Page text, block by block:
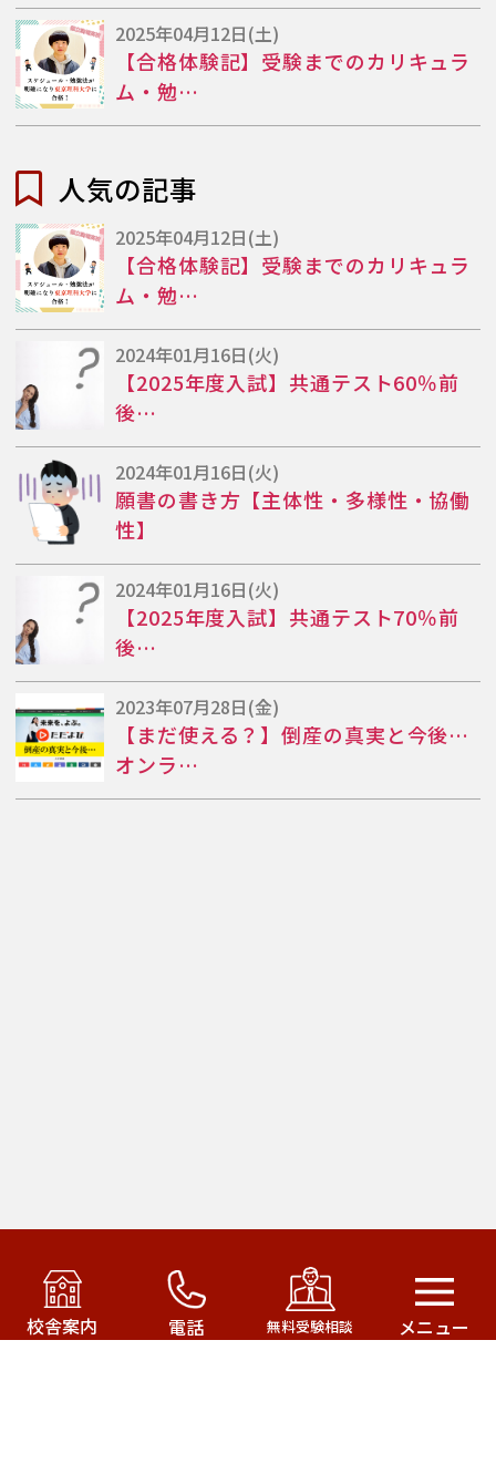
2025年04月12日(土)
【合格体験記】受験までのカリキュラ
ム・勉…
人気の記事
2025年04月12日(土)
【合格体験記】受験までのカリキュラ
ム・勉…
2024年01月16日(火)
【2025年度入試】共通テスト60％前
後…
2024年01月16日(火)
願書の書き方【主体性・多様性・協働
性】
2024年01月16日(火)
【2025年度入試】共通テスト70％前
後…
2023年07月28日(金)
【まだ使える？】倒産の真実と今後…
オンラ…
アカデミー・オブ・ファースト・パシフィック運営の
武田塾はこちら！
武田塾三軒茶屋校
校舎案内 電話 無料受験相談 メニュー